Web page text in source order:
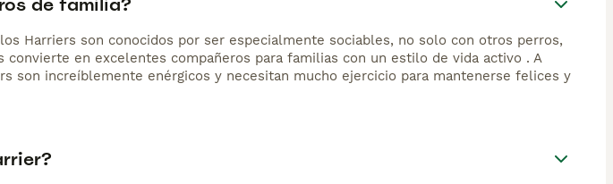
Harriers son conocidos por ser especialmente sociables, no solo con otros perros,
en excelentes compañeros para familias con un estilo de vida activo . A
son increíblemente enérgicos y necesitan mucho ejercicio para mantenerse felices y